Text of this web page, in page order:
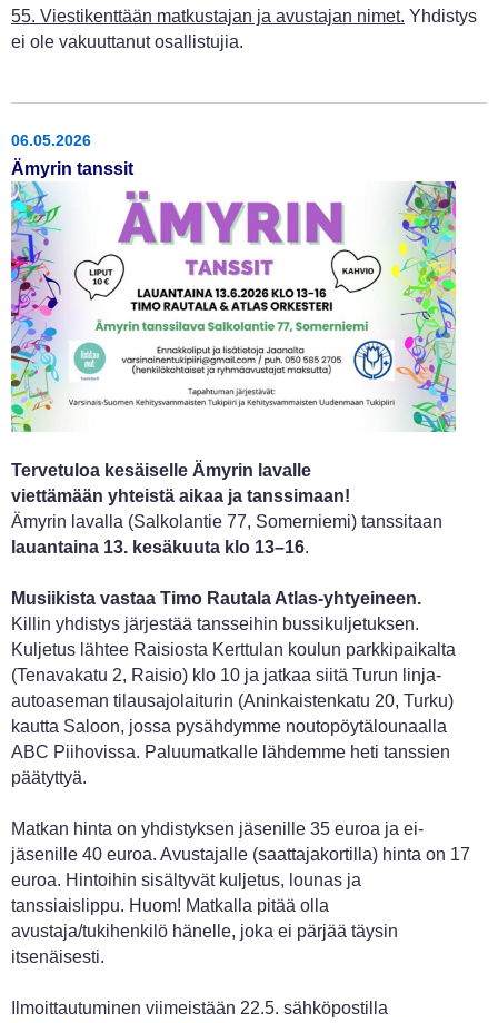
55. Viestikenttään matkustajan ja avustajan nimet. Yhdistys
ei ole vakuuttanut osallistujia.
06.05.2026
Ämyrin tanssit
Tervetuloa kesäiselle Ämyrin lavalle
viettämään yhteistä aikaa ja tanssimaan!
Ämyrin lavalla (Salkolantie 77, Somerniemi) tanssitaan
lauantaina 13. kesäkuuta klo 13–16.
Musiikista vastaa Timo Rautala Atlas-yhtyeineen.
Killin yhdistys järjestää tansseihin bussikuljetuksen.
Kuljetus lähtee Raisiosta Kerttulan koulun parkkipaikalta
(Tenavakatu 2, Raisio) klo 10 ja jatkaa siitä Turun linja-
autoaseman tilausajolaiturin (Aninkaistenkatu 20, Turku)
kautta Saloon, jossa pysähdymme noutopöytälounaalla
ABC Piihovissa. Paluumatkalle lähdemme heti tanssien
päätyttyä.
Matkan hinta on yhdistyksen jäsenille 35 euroa ja ei-
jäsenille 40 euroa. Avustajalle (saattajakortilla) hinta on 17
euroa. Hintoihin sisältyvät kuljetus, lounas ja
tanssiaislippu. Huom! Matkalla pitää olla
avustaja/tukihenkilö hänelle, joka ei pärjää täysin
itsenäisesti.
Ilmoittautuminen viimeistään 22.5. sähköpostilla